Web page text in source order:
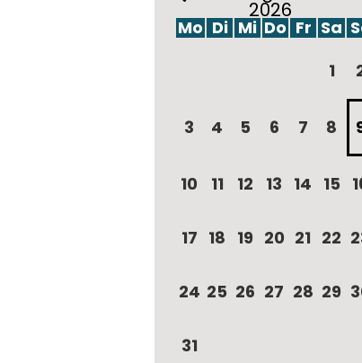
2026
Mo Di Mi Do Fr Sa
1
3 4 5 6 7 8
10 11 12 13 14 15
17 18 19 20 21 22
24 25 26 27 28 29
31